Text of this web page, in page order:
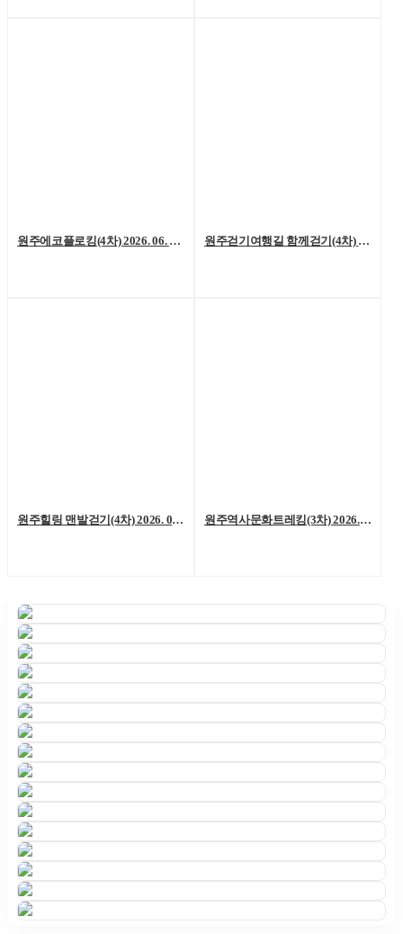
원주에코플로킹(4차) 2026. 06. 20. (토) 원주걷기여행길 함께걷기(4차) 2026. 6. 13.(토)
원주힐링 맨발걷기(4차) 2026. 06. 06. (토) 원주역사문화트레킹(3차) 2026. 05. 23.(토)